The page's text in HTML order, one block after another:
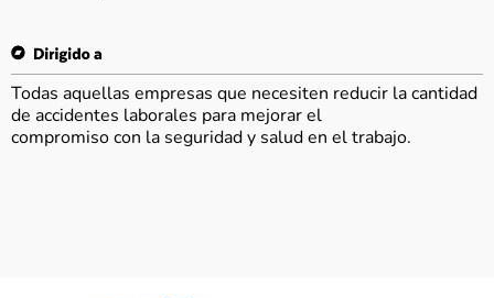
Todas aquellas empresas que necesiten reducir la cantidad
de accidentes laborales para mejorar el
compromiso con la seguridad y salud en el trabajo.